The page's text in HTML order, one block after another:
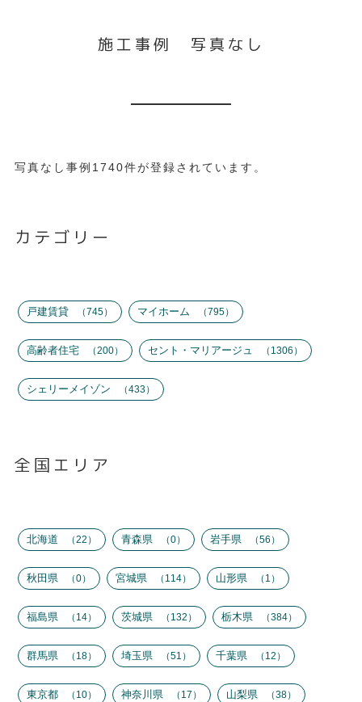
施工事例 写真なし
写真なし事例 1740件が登録されています。
カテゴリー
戸建賃貸 745 マイホーム 795
高齢者住宅 200 セント・マリアージュ 1306
シェリーメイゾン 433
全国エリア
北海道 22 青森県 0 岩手県 56
秋田県 0 宮城県 114 山形県 1
福島県 14 茨城県 132 栃木県 384
群馬県 18 埼玉県 51 千葉県 12
東京都 10 神奈川県 17 山梨県 38